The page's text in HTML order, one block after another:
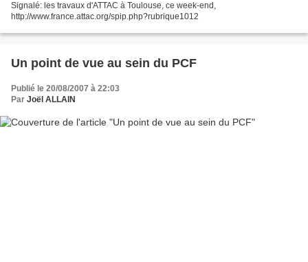
Signalé: les travaux d'ATTAC à Toulouse, ce week-end,
http://www.france.attac.org/spip.php?rubrique1012
Un point de vue au sein du PCF
Publié le 20/08/2007 à 22:03
Par Joël ALLAIN